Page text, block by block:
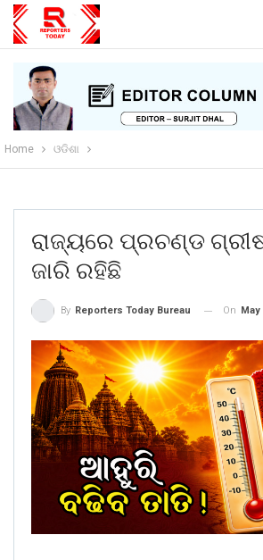
Home ଓଡିଶା
ରାଜ୍ୟରେ ପ୍ରଚଣ୍ଡ
ଜାରି ରହିଛି
By Reporters Today Bureau On May